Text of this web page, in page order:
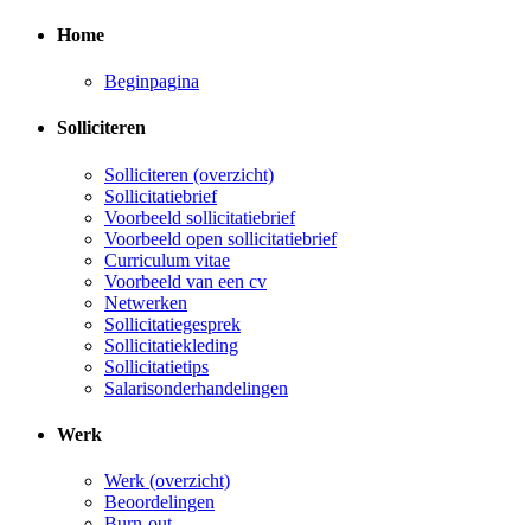
Home
Beginpagina
Solliciteren
Solliciteren (overzicht)
Sollicitatiebrief
Voorbeeld sollicitatiebrief
Voorbeeld open sollicitatiebrief
Curriculum vitae
Voorbeeld van een cv
Netwerken
Sollicitatiegesprek
Sollicitatiekleding
Sollicitatietips
Salarisonderhandelingen
Werk
Werk (overzicht)
Beoordelingen